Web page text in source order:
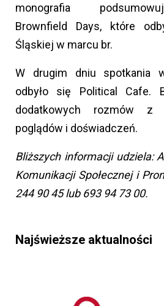
monografia
Brownfield Days, które
Śląskiej w marcu br.
W drugim dniu spotkania
odbyło się Political Cafe.
dodatkowych rozmów z
poglądów i doświadczeń.
Bliższych informacji udziela:
Komunikacji Społecznej i
244 90 45 lub 693 94 73 00.
Najświeższe aktualności